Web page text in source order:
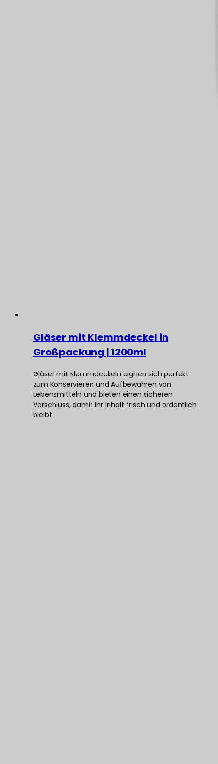
Gläser mit Klemmdeckel in
Großpackung | 1200ml
Gläser mit Klemmdeckeln eignen sich perfekt
zum Konservieren und Aufbewahren von
Lebensmitteln und bieten einen sicheren
Verschluss, damit Ihr Inhalt frisch und ordentlich
bleibt.